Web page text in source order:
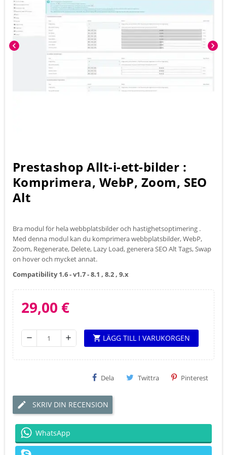
chevron_left chevron_right
Prestashop Allt-i-ett-bilder :
Komprimera, WebP, Zoom, SEO
Alt
Bra modul för hela webbplatsbilder och hastighetsoptimering .
Med denna modul kan du komprimera webbplatsbilder, WebP,
Zoom, Regenerate, Delete, Lazy Load, generera SEO Alt Tags, Swap
on hover och mycket annat.
Compatibility 1.6 - v1.7 - 8.1 , 8.2 , 9.x
29,00 €
remove add shopping_cart LÄGG TILL I VARUKORGEN
Dela Twittra Pinterest
SKRIV DIN RECENSION
WhatsApp